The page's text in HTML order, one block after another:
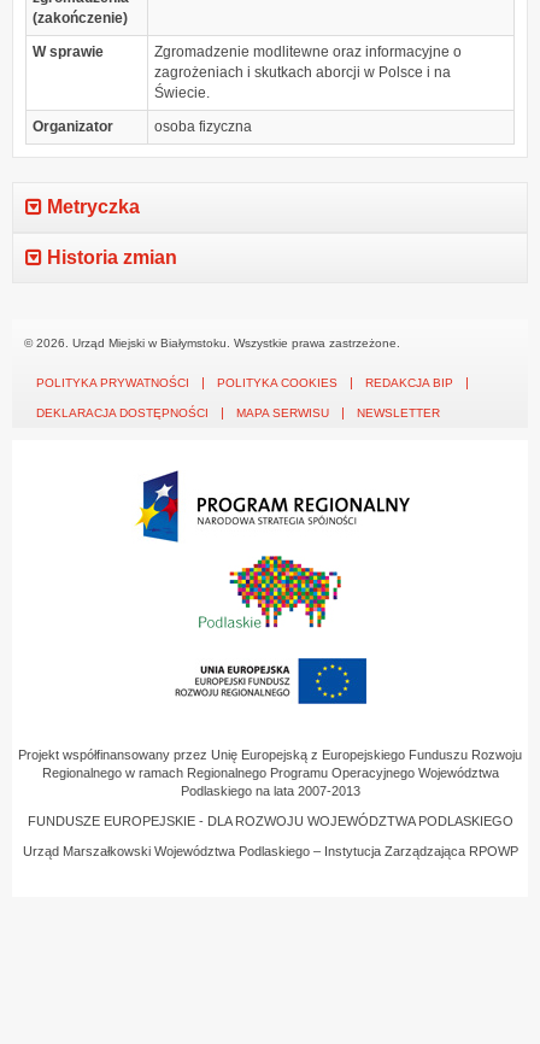
(zakończenie)
W sprawie
Zgromadzenie modlitewne oraz informacyjne o
zagrożeniach i skutkach aborcji w Polsce i na
Świecie.
Organizator
osoba fizyczna
Metryczka
Historia zmian
© 2026. Urząd Miejski w Białymstoku. Wszystkie prawa zastrzeżone.
POLITYKA PRYWATNOŚCI POLITYKA COOKIES REDAKCJA BIP
DEKLARACJA DOSTĘPNOŚCI MAPA SERWISU NEWSLETTER
Projekt współfinansowany przez Unię Europejską z Europejskiego Funduszu Rozwoju
Regionalnego w ramach Regionalnego Programu Operacyjnego Województwa
Podlaskiego na lata 2007-2013
FUNDUSZE EUROPEJSKIE - DLA ROZWOJU WOJEWÓDZTWA PODLASKIEGO
Urząd Marszałkowski Województwa Podlaskiego – Instytucja Zarządzająca RPOWP